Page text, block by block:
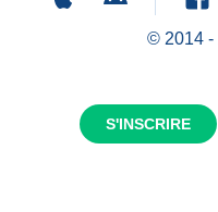
S'INSCRIRE
© 2014 -